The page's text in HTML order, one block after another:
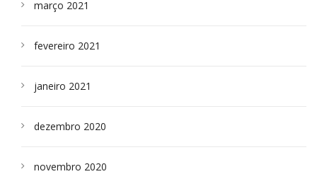
março 2021
fevereiro 2021
janeiro 2021
dezembro 2020
novembro 2020